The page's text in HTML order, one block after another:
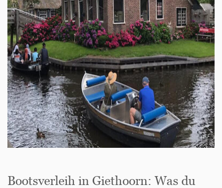
Bootsverleih in Giethoorn: Was du